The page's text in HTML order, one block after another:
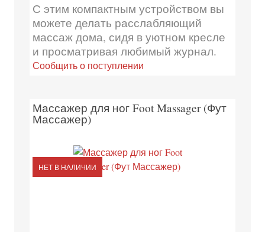
С этим компактным устройством вы
можете делать расслабляющий
массаж дома, сидя в уютном кресле
и просматривая любимый журнал.
Сообщить о поступлении
Массажер для ног Foot Massager (Фут
Массажер)
НЕТ В НАЛИЧИИ